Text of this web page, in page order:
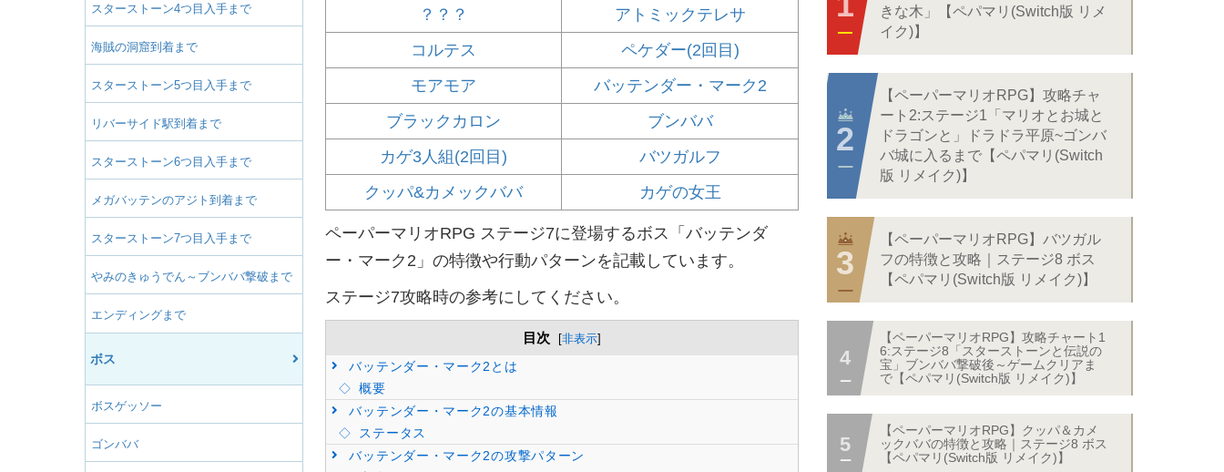
スターストーン4つ目入手まで
海賊の洞窟到着まで
スターストーン5つ目入手まで
リバーサイド駅到着まで
スターストーン6つ目入手まで
メガバッテンのアジト到着まで
スターストーン7つ目入手まで
やみのきゅうでん～ブンババ撃破まで
エンディングまで
ボス
ボスゲッソー
ゴンババ
？？？
アトミックテレサ
コルテス
ペケダー(2回目)
モアモア
バッテンダー・マーク2
ブラックカロン
ブンババ
カゲ3人組(2回目)
バツガルフ
クッパ&カメックババ
カゲの女王
ペーパーマリオRPG ステージ7に登場するボス「バッテンダ
ー・マーク2」の特徴や行動パターンを記載しています。
ステージ7攻略時の参考にしてください。
目次 [非表示]
バッテンダー・マーク2とは
概要
バッテンダー・マーク2の基本情報
ステータス
バッテンダー・マーク2の攻撃パターン
きな木」【ペパマリ(Switch版 リメ
イク)】
【ペーパーマリオRPG】攻略チャ
ート2:ステージ1「マリオとお城と
ドラゴンと」ドラドラ平原~ゴンバ
バ城に入るまで【ペパマリ(Switch
版 リメイク)】
【ペーパーマリオRPG】バツガル
フの特徴と攻略｜ステージ8 ボス
【ペパマリ(Switch版 リメイク)】
【ペーパーマリオRPG】攻略チャート1
6:ステージ8「スターストーンと伝説の
宝」ブンババ撃破後～ゲームクリアま
で【ペパマリ(Switch版 リメイク)】
【ペーパーマリオRPG】クッパ＆カメ
ックババの特徴と攻略｜ステージ8 ボス
【ペパマリ(Switch版 リメイク)】